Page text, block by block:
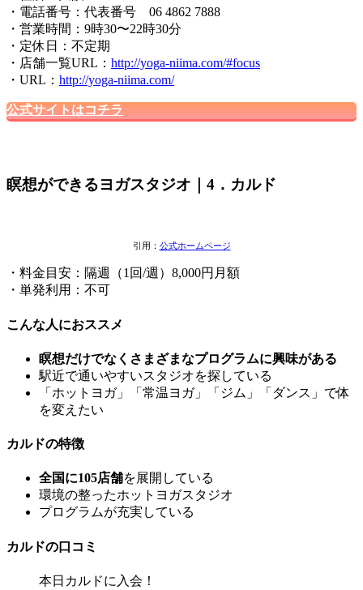
・電話番号：代表番号 06 4862 7888
・営業時間：9時30〜22時30分
・定休日：不定期
・店舗一覧URL： http://yoga-niima.com/#focus
・URL： http://yoga-niima.com/
公式サイトはコチラ
瞑想ができるヨガスタジオ｜4．カルド
引用： 公式ホームページ
・料金目安：隔週（1回/週）8,000円月額
・単発利用：不可
こんな人におススメ
瞑想だけでなくさまざまなプログラムに興味がある
駅近で通いやすいスタジオを探している
「ホットヨガ」「常温ヨガ」「ジム」「ダンス」で体
を変えたい
カルドの特徴
全国に105店舗を展開している
環境の整ったホットヨガスタジオ
プログラムが充実している
カルドの口コミ
本日カルドに入会！